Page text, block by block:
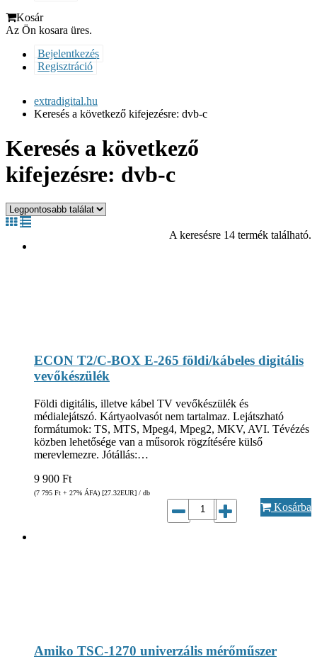
Kosár
Az Ön kosara üres.
Bejelentkezés
Regisztráció
extradigital.hu
Keresés a következő kifejezésre: dvb-c
Keresés a következő
kifejezésre: dvb-c
A keresésre 14 termék található.
ECON T2/C-BOX E-265 földi/kábeles digitális
vevőkészülék
Földi digitális, illetve kábel TV vevőkészülék és
médialejátszó. Kártyaolvasót nem tartalmaz. Lejátszható
formátumok: TS, MTS, Mpeg4, Mpeg2, MKV, AVI. Tévézés
közben lehetősége van a műsorok rögzítésére külső
merevlemezre. Jótállás:…
9 900 Ft
(7 795 Ft + 27% ÁFA) [27.32EUR] / db
Kosárba
Amiko TSC-1270 univerzális mérőműszer